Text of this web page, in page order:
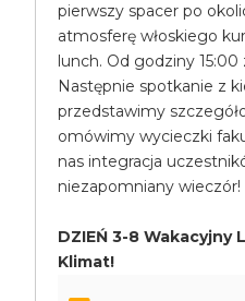
pierwszy spacer po
atmosferę włoskiego
lunch. Od godziny
Następnie spotkanie z
przedstawimy
omówimy wycieczki
nas integracja
niezapomniany wieczór!
DZIEŃ 3-8 Wakacyjny
Klimat!